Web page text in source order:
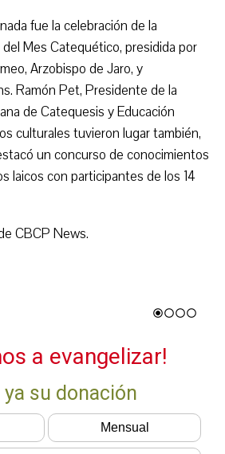
fue la celebración de la
Mes Catequético, presidida por
Arzobispo de Jaro, y
Ramón Pet, Presidente de la
de Catequesis y Educación
culturales tuvieron lugar también,
un concurso de conocimientos
laicos con participantes de los 14
CBCP News.